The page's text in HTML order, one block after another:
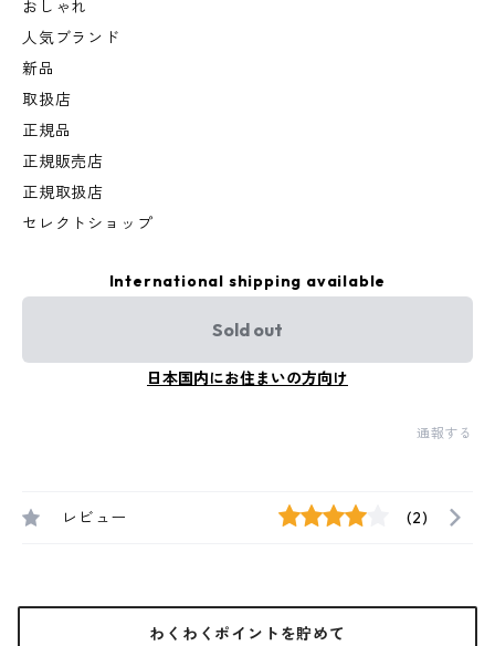
おしゃれ
人気ブランド
新品
取扱店
正規品
正規販売店
正規取扱店
セレクトショップ
International shipping available
Sold out
日本国内にお住まいの方向け
通報する
レビュー (2)
わくわくポイントを貯めて